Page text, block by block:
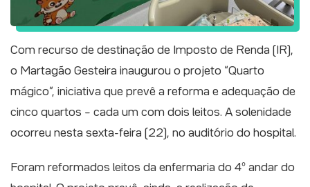
Com recurso de destinação de Imposto de Renda (IR),
o Martagão Gesteira inaugurou o projeto “Quarto
mágico”, iniciativa que prevê a reforma e adequação de
cinco quartos – cada um com dois leitos. A solenidade
ocorreu nesta sexta-feira (22), no auditório do hospital.
Foram reformados leitos da enfermaria do 4º andar do